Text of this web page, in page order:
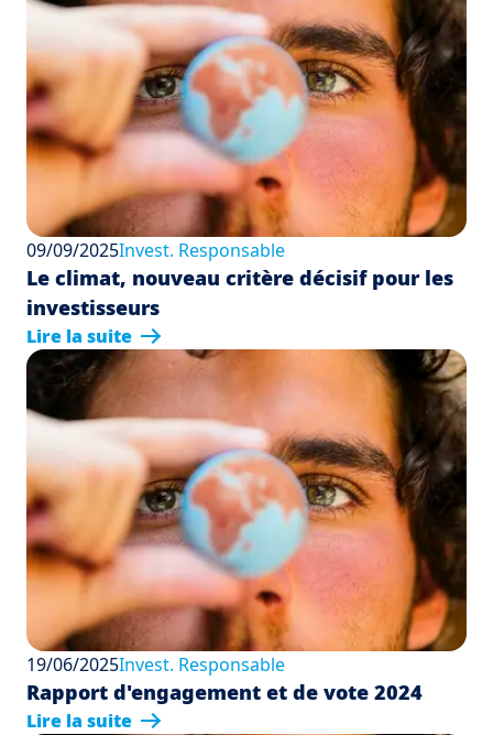
09/09/2025Invest. Responsable
Le climat, nouveau critère décisif pour les
investisseurs
Lire la suite
19/06/2025Invest. Responsable
Rapport d'engagement et de vote 2024
Lire la suite